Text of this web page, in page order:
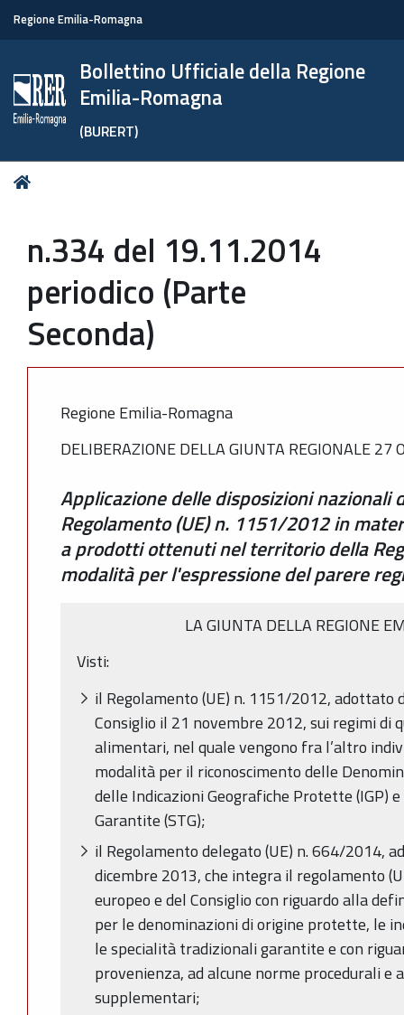
Regione Emilia-Romagna
Bollettino Ufficiale della Regione
Emilia-Romagna
(BURERT)
Tu
n.334 del 19.11.2014
periodico (Parte
Seconda)
Regione Emilia-Romagna
DELIBERAZIONE DELLA GIUNTA REGIONALE 27
Applicazione delle disposizioni nazionali
Regolamento (UE) n. 1151/2012 in
a prodotti ottenuti nel territorio della
modalità per l'espressione del parere
LA GIUNTA DELLA REGIONE
Visti:
il Regolamento (UE) n. 1151/2012, adottato
Consiglio il 21 novembre 2012, sui regimi di
alimentari, nel quale vengono fra l’altro
modalità per il riconoscimento delle
delle Indicazioni Geografiche Protette (IGP)
Garantite (STG);
il Regolamento delegato (UE) n. 664/2014,
dicembre 2013, che integra il regolamento
europeo e del Consiglio con riguardo alla
per le denominazioni di origine protette, le
le specialità tradizionali garantite e con
provenienza, ad alcune norme procedurali e
supplementari;